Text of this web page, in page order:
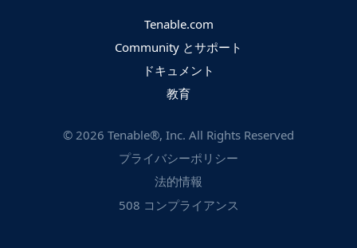
Tenable.com
Community とサポート
ドキュメント
教育
© 2026 Tenable®, Inc. All Rights Reserved
プライバシーポリシー
法的情報
508 コンプライアンス